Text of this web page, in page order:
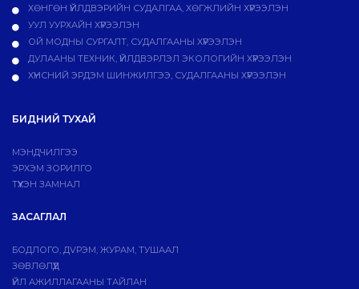
ХӨНГӨН ҮЙЛДВЭРИЙН СУДАЛГАА, ХӨГЖЛИЙН ХҮРЭЭЛЭН
УУЛ УУРХАЙН ХҮРЭЭЛЭН
ОЙ МОДНЫ СУРГАЛТ, СУДАЛГААНЫ ХҮРЭЭЛЭН
ДУЛААНЫ ТЕХНИК, ҮЙЛДВЭРЛЭЛ ЭКОЛОГИЙН ХҮРЭЭЛЭН
ХҮНСНИЙ ЭРДЭМ ШИНЖИЛГЭЭ, СУДАЛГААНЫ ХҮРЭЭЛЭН
БИДНИЙ ТУХАЙ
МЭНДЧИЛГЭЭ
ЭРХЭМ ЗОРИЛГО
ТҮҮХЭН ЗАМНАЛ
ЗАСАГЛАЛ
БОДЛОГО, ДVРЭМ, ЖУРАМ, ТУШААЛ
ЗӨВЛӨЛҮҮД
ҮЙЛ АЖИЛЛАГААНЫ ТАЙЛАН